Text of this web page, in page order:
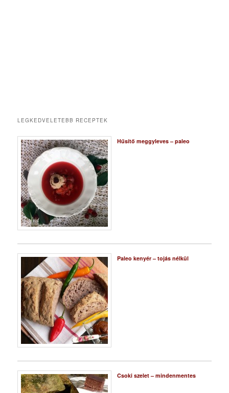
LEGKEDVELETEBB RECEPTEK
Hűsítő meggyleves – paleo
Paleo kenyér – tojás nélkül
Csoki szelet – mindenmentes